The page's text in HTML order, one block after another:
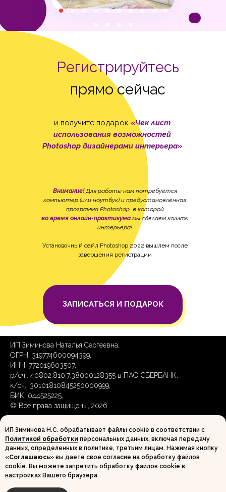
Регистрируйтесь
прямо сейчас
ЗАПИСАТЬСЯ И ПОДАРОК
Внимание! Для работы нам потребуется
компьютер (или ноутбук) и предустановленная
программа Photoshop, в которой
во время онлайн-практикума мы сделаем коллаж
интерьера!
Установочный файл Photoshop 2022 вышлем после
завершения регистрации
и получите подарок «Чек лист
использования возможностей
Photoshop дизайнерами интерьера»
ИП Зиминова Н.С. обрабатывает файлы cookie в соответствии с
Политикой обработки персональных данных, включая передачу
данных, определенных в политике, третьим лицам. Нажимая кнопку
«Соглашаюсь» вы даете свое согласие на обработку файлов
cookie. Вы можете запретить обработку файлов cookie в
настройках Вашего браузера.
ИП Зиминова Наталья Сергеевна,
ОГРН: 319774600094399,
ИНН: 772019603507,
р/сч.: 40802.810.7.38000128355 в ПАО СБЕРБАНК,
к/сч.: 30101810845250000999,
БИК: 044525225,
© Все права защищены, 2026
Договор оферты
Политика обработки персональных данных
Согласие на обработку персональных данных
Согласие на распространение персональных данных
+79268778220